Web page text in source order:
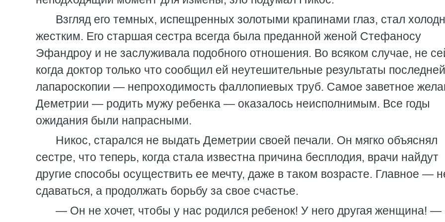
Взгляд его темных, испещренных золотыми крапинами глаз, стал
жестким. Его старшая сестра всегда была преданной женой Стефаносу
Эфандроу и не заслуживала подобного отношения. Во всяком случае, не
когда доктор только что сообщил ей неутешительные результаты последней
лапароскопии — непроходимость фаллопиевых труб. Самое заветное
Деметрии — родить мужу ребенка — оказалось неисполнимым. Все годы
ожидания были напрасными.
Никос, старался не выдать Деметрии своей печали. Он мягко объяснял
сестре, что теперь, когда стала известна причина бесплодия, врачи найдут
другие способы осуществить ее мечту, даже в таком возрасте. Главное —
сдаваться, а продолжать борьбу за свое счастье.
— Он не хочет, чтобы у нас родился ребенок! У него другая женщина! —